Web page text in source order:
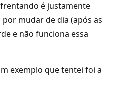
é justamente
mudar de dia (após as
e não funciona essa
exemplo que tentei foi a